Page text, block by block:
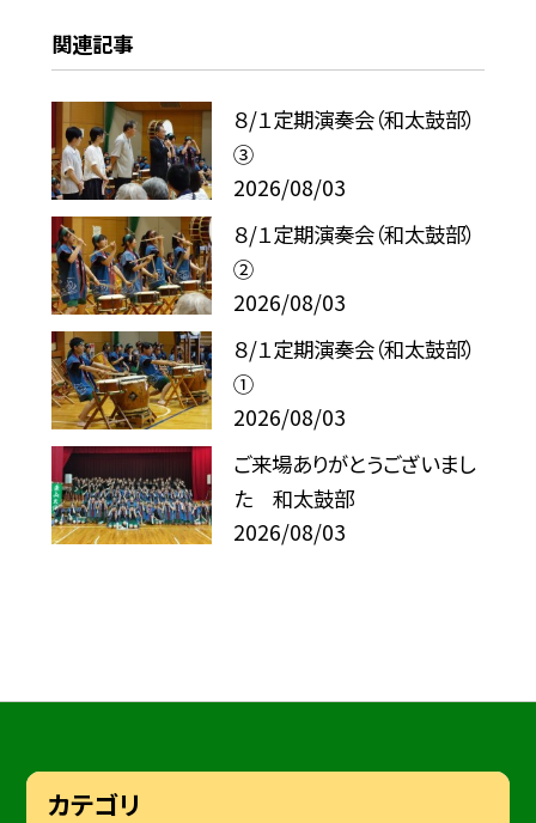
関連記事
８/１定期演奏会（和太鼓部）
③
2026/08/03
８/１定期演奏会（和太鼓部）
②
2026/08/03
８/１定期演奏会（和太鼓部）
①
2026/08/03
ご来場ありがとうございまし
た 和太鼓部
2026/08/03
カテゴリ